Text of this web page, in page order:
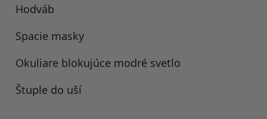
Hodváb
Spacie masky
Okuliare blokujúce modré svetlo
Štuple do uší